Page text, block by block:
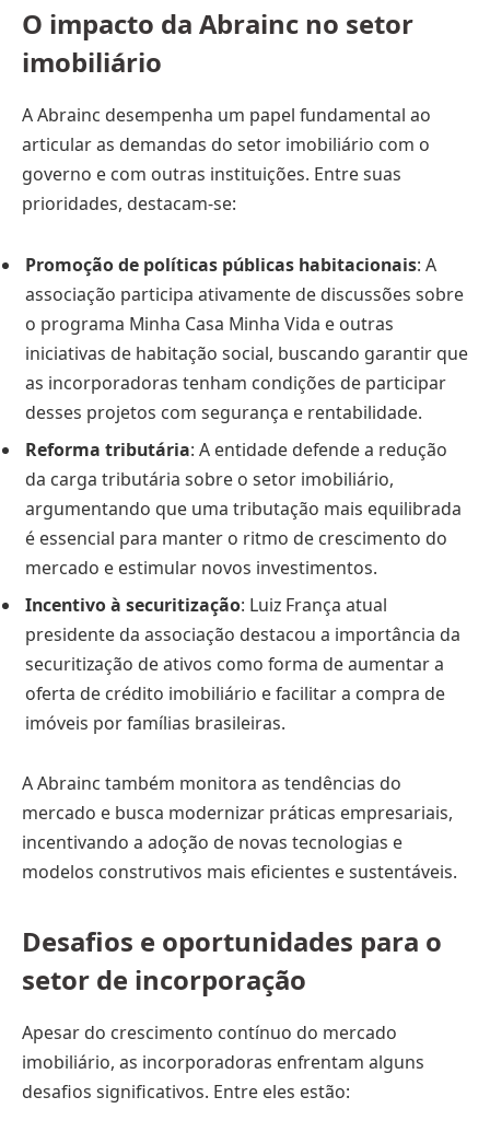
O impacto da Abrainc no setor
imobiliário
A Abrainc desempenha um papel fundamental ao
articular as demandas do setor imobiliário com o
governo e com outras instituições. Entre suas
prioridades, destacam-se:
Promoção de políticas públicas habitacionais: A
associação participa ativamente de discussões sobre
o programa Minha Casa Minha Vida e outras
iniciativas de habitação social, buscando garantir que
as incorporadoras tenham condições de participar
desses projetos com segurança e rentabilidade.
Reforma tributária: A entidade defende a redução
da carga tributária sobre o setor imobiliário,
argumentando que uma tributação mais equilibrada
é essencial para manter o ritmo de crescimento do
mercado e estimular novos investimentos.
Incentivo à securitização: Luiz França atual
presidente da associação destacou a importância da
securitização de ativos como forma de aumentar a
oferta de crédito imobiliário e facilitar a compra de
imóveis por famílias brasileiras.
A Abrainc também monitora as tendências do
mercado e busca modernizar práticas empresariais,
incentivando a adoção de novas tecnologias e
modelos construtivos mais eficientes e sustentáveis.
Desafios e oportunidades para o
setor de incorporação
Apesar do crescimento contínuo do mercado
imobiliário, as incorporadoras enfrentam alguns
desafios significativos. Entre eles estão: